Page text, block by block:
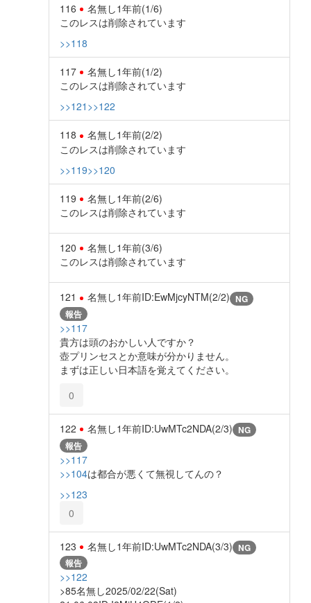
116 名無し1年前(1/6)
このレスは削除されています
>>118
117 名無し1年前(1/2)
このレスは削除されています
>>121 >>122
118 名無し1年前(2/2)
このレスは削除されています
>>119>>120
119 名無し1年前(2/6)
このレスは削除されています
120 名無し1年前(3/6)
このレスは削除されています
121 名無し1年前ID:EwMjcyNTM(2/2) NG
報告
>>117
貴方は頭のおかしい人ですか？
壺プリンセスとか意味が分かりません。
まずは正しい日本語を覚えてください。
0
122 名無し1年前ID:UwMTc2NDA(2/3) NG
報告
>>117
>>104は都合が悪くて無視してんの？
>>123
0
123 名無し1年前ID:UwMTc2NDA(3/3) NG
報告
>>122
>85名無し2025/02/22(Sat)